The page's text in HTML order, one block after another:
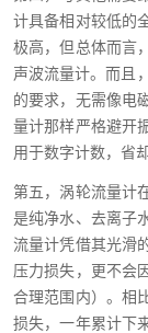
计具备相对较低的
极高，但总体而言
声波流量计。而且
的要求，无需像电
量计那样严格避开
用于数字计数，省
第五，涡轮流量计
是纯净水、去离子
流量计凭借其光滑
压力损失，更不会
合理范围内）。相
损失，一年累计下